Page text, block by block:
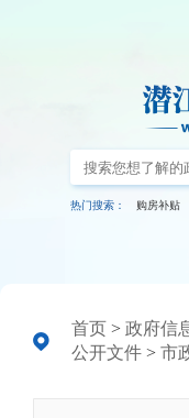
热门搜索： 购房补贴
首页 > 政府信
公开文件 > 市